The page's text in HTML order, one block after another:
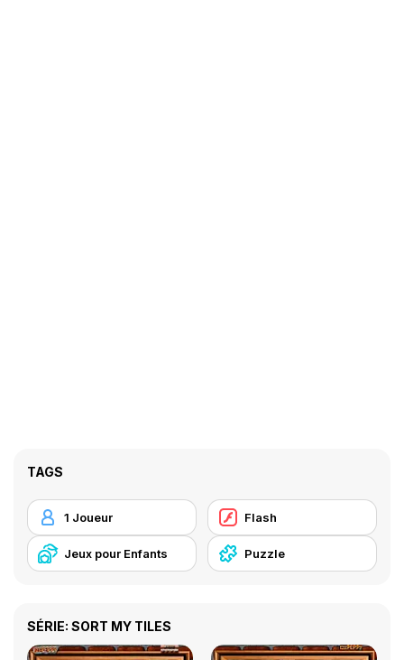
TAGS
1 Joueur Flash
Jeux pour Enfants Puzzle
SÉRIE: SORT MY TILES